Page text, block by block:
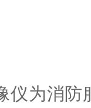
仪为消防